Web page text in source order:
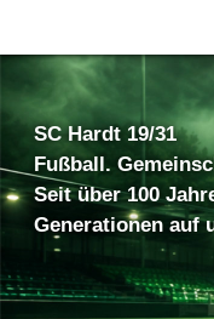
SC Hardt 19/31
Fußball.
Seit über 100
Generationen auf